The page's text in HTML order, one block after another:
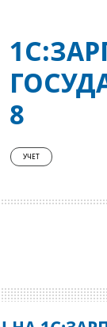
8
УЧЕТ